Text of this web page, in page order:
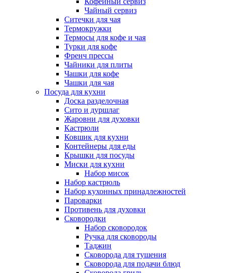
Чайный сервиз
Ситечки для чая
Термокружки
Термосы для кофе и чая
Турки для кофе
Френч прессы
Чайники для плиты
Чашки для кофе
Чашки для чая
Посуда для кухни
Доска разделочная
Сито и дуршлаг
Жаровни для духовки
Кастрюли
Ковшик для кухни
Контейнеры для еды
Крышки для посуды
Миски для кухни
Набор мисок
Набор кастрюль
Набор кухонных принадлежностей
Пароварки
Противень для духовки
Сковородки
Набор сковородок
Ручка для сковороды
Таджин
Сковорода для тушения
Сковорода для подачи блюд